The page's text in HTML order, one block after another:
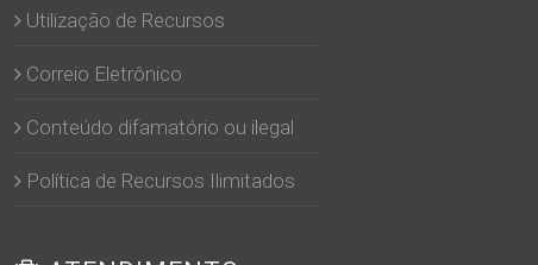
Utilização de Recursos
Correio Eletrônico
Conteúdo difamatório ou ilegal
Política de Recursos Ilimitados